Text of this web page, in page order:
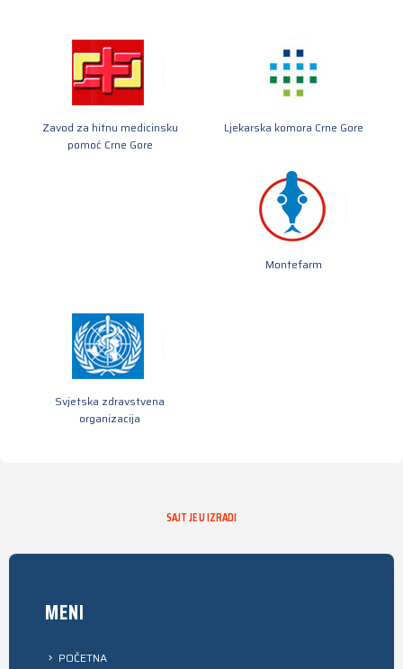
Zavod za hitnu medicinsku
pomoć Crne Gore
Ljekarska komora Crne Gore
Montefarm
Svjetska zdravstvena
organizacija
SAJT JE U IZRADI
MENI
POČETNA